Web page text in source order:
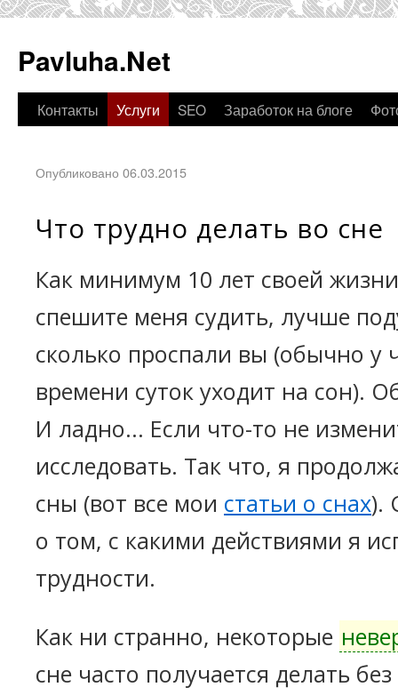
Pavluha.Net
Контакты Услуги SEO Заработок на блоге
Опубликовано 06.03.2015
Что трудно делать во сне
Как минимум 10 лет своей
спешите меня судить, лучше
сколько проспали вы (обычно у
времени суток уходит на сон).
И ладно... Если что-то не
исследовать. Так что, я
сны (вот все мои статьи о снах).
о том, с какими действиями я
трудности.
Как ни странно, некоторые
сне часто получается делать